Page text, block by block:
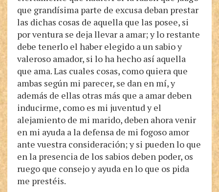
que grandísima parte de excusa deban prestar
las dichas cosas de aquella que las posee, si
por ventura se deja llevar a amar; y lo restante
debe tenerlo el haber elegido a un sabio y
valeroso amador, si lo ha hecho así aquella
que ama. Las cuales cosas, como quiera que
ambas según mi parecer, se dan en mí, y
además de ellas otras más que a amar deben
inducirme, como es mi juventud y el
alejamiento de mi marido, deben ahora venir
en mi ayuda a la defensa de mi fogoso amor
ante vuestra consideración; y si pueden lo que
en la presencia de los sabios deben poder, os
ruego que consejo y ayuda en lo que os pida
me prestéis.